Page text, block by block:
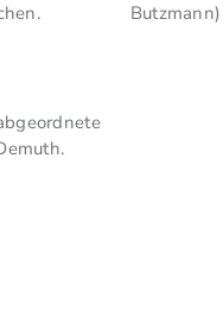
Butzmann)